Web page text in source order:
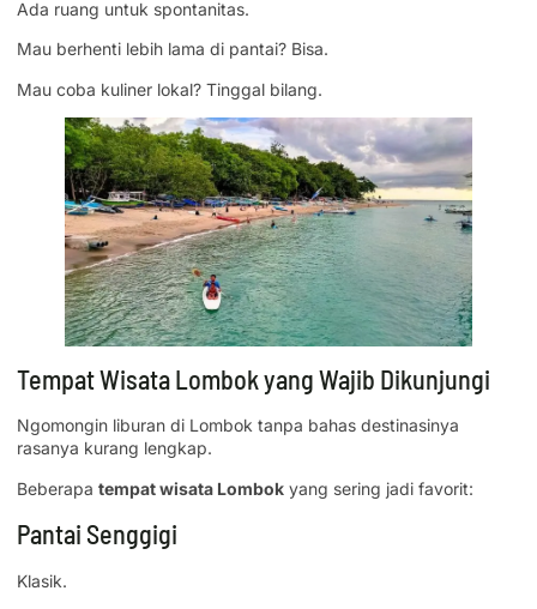
Ada ruang untuk spontanitas.
Mau berhenti lebih lama di pantai? Bisa.
Mau coba kuliner lokal? Tinggal bilang.
Tempat Wisata Lombok yang Wajib Dikunjungi
Ngomongin liburan di Lombok tanpa bahas destinasinya
rasanya kurang lengkap.
Beberapa tempat wisata Lombok yang sering jadi favorit:
Pantai Senggigi
Klasik.